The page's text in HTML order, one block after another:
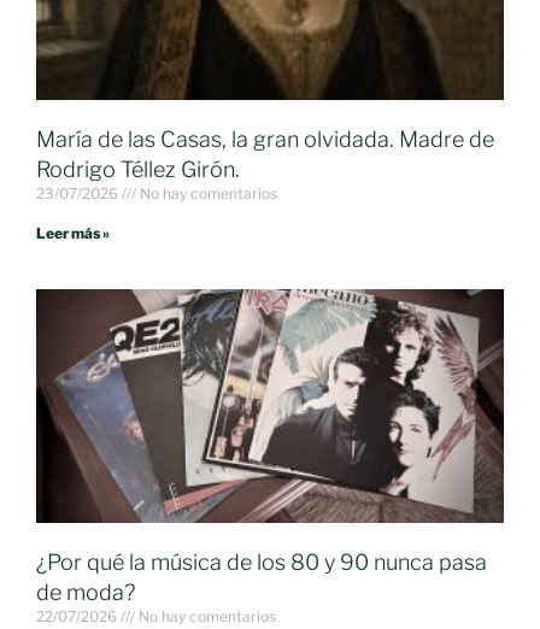
María de las Casas, la gran olvidada. Madre de
Rodrigo Téllez Girón.
23/07/2026 No hay comentarios
Leer más »
¿Por qué la música de los 80 y 90 nunca pasa
de moda?
22/07/2026 No hay comentarios